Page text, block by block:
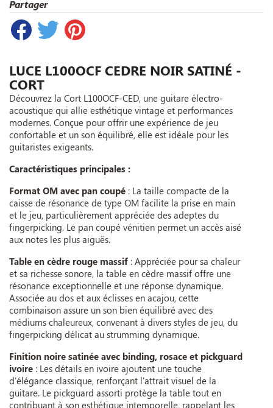
Partager
LUCE L100OCF CEDRE NOIR SATINÉ -
CORT
Découvrez la Cort L100OCF-CED, une guitare électro-
acoustique qui allie esthétique vintage et performances
modernes. Conçue pour offrir une expérience de jeu
confortable et un son équilibré, elle est idéale pour les
guitaristes exigeants.
Caractéristiques principales :
Format OM avec pan coupé : La taille compacte de la
caisse de résonance de type OM facilite la prise en main
et le jeu, particulièrement appréciée des adeptes du
fingerpicking. Le pan coupé vénitien permet un accès aisé
aux notes les plus aiguës.
Table en cèdre rouge massif : Appréciée pour sa chaleur
et sa richesse sonore, la table en cèdre massif offre une
résonance exceptionnelle et une réponse dynamique.
Associée au dos et aux éclisses en acajou, cette
combinaison assure un son bien équilibré avec des
médiums chaleureux, convenant à divers styles de jeu, du
fingerpicking délicat au strumming dynamique.
Finition noire satinée avec binding, rosace et pickguard
ivoire : Les détails en ivoire ajoutent une touche
d'élégance classique, renforçant l'attrait visuel de la
guitare. Le pickguard assorti protège la table tout en
contribuant à son esthétique intemporelle, rappelant les